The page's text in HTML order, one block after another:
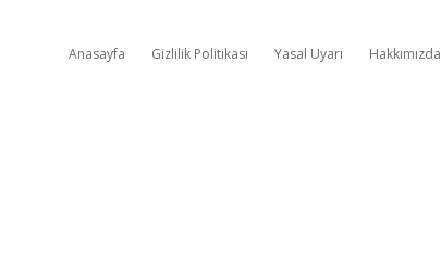
Anasayfa Gizlilik Politikası Yasal Uyarı Hakkımızda